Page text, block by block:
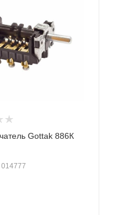
Gottak 886К
014777